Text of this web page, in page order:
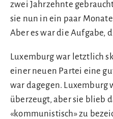
zwei Jahrzehnte
sie nun in ein paar
Aber es war die Aufgabe,
Luxemburg war letztlich
einer neuen Partei eine
war dagegen. Luxemburg
überzeugt, aber sie blieb
«kommunistisch» zu